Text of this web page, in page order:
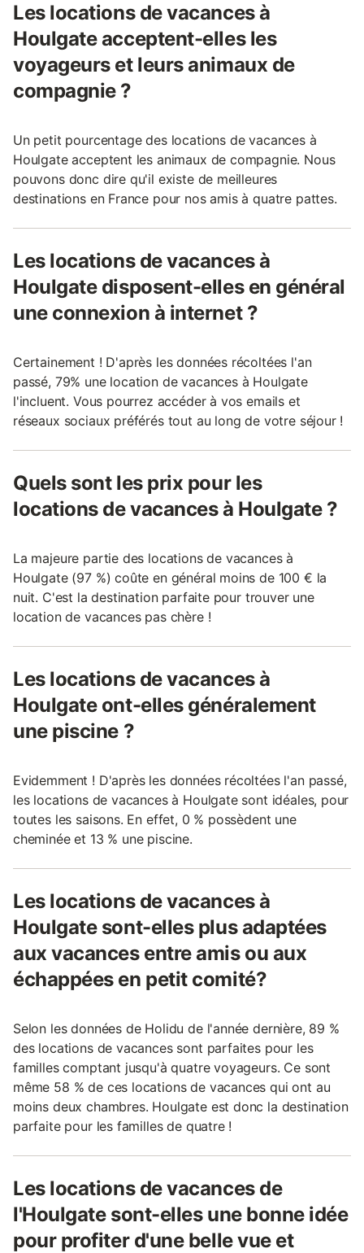
Les locations de vacances à
Houlgate acceptent-elles les
voyageurs et leurs animaux de
compagnie ?
Un petit pourcentage des locations de vacances à
Houlgate acceptent les animaux de compagnie. Nous
pouvons donc dire qu'il existe de meilleures
destinations en France pour nos amis à quatre pattes.
Les locations de vacances à
Houlgate disposent-elles en général
une connexion à internet ?
Certainement ! D'après les données récoltées l'an
passé, 79% une location de vacances à Houlgate
l'incluent. Vous pourrez accéder à vos emails et
réseaux sociaux préférés tout au long de votre séjour !
Quels sont les prix pour les
locations de vacances à Houlgate ?
La majeure partie des locations de vacances à
Houlgate (97 %) coûte en général moins de 100 € la
nuit. C'est la destination parfaite pour trouver une
location de vacances pas chère !
Les locations de vacances à
Houlgate ont-elles généralement
une piscine ?
Evidemment ! D'après les données récoltées l'an passé,
les locations de vacances à Houlgate sont idéales, pour
toutes les saisons. En effet, 0 % possèdent une
cheminée et 13 % une piscine.
Les locations de vacances à
Houlgate sont-elles plus adaptées
aux vacances entre amis ou aux
échappées en petit comité?
Selon les données de Holidu de l'année dernière, 89 %
des locations de vacances sont parfaites pour les
familles comptant jusqu'à quatre voyageurs. Ce sont
même 58 % de ces locations de vacances qui ont au
moins deux chambres. Houlgate est donc la destination
parfaite pour les familles de quatre !
Les locations de vacances de
l'Houlgate sont-elles une bonne idée
pour profiter d'une belle vue et